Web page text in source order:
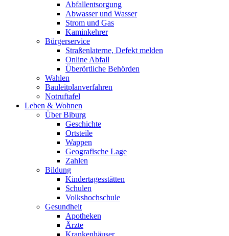
Abfallentsorgung
Abwasser und Wasser
Strom und Gas
Kaminkehrer
Bürgerservice
Straßenlaterne, Defekt melden
Online Abfall
Überörtliche Behörden
Wahlen
Bauleitplanverfahren
Notruftafel
Leben & Wohnen
Über Biburg
Geschichte
Ortsteile
Wappen
Geografische Lage
Zahlen
Bildung
Kindertagesstätten
Schulen
Volkshochschule
Gesundheit
Apotheken
Ärzte
Krankenhäuser